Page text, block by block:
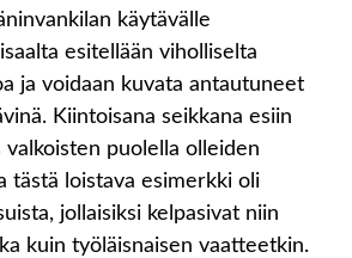
käytävälle
esitellään viholliselta
ja voidaan kuvata antautuneet
Kiintoisana seikkana esiin
valkoisten puolella olleiden
tästä loistava esimerkki oli
jollaisiksi kelpasivat niin
kuin työläisnaisen vaatteetkin.